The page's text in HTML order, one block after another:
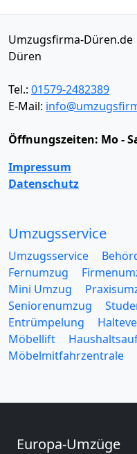
Umzugsfirma-Düren.de
Düren
Tel.: 01579-2482389
E-Mail:
Öffnungszeiten: Mo -
Impressum
Datenschutz
Umzugsservice
Umzugsservice
Fernumzug
Mini Umzug
Seniorenumzug
Entrümpelung
Möbellift
Möbelmitfahrzentrale
Europa-Umzüge